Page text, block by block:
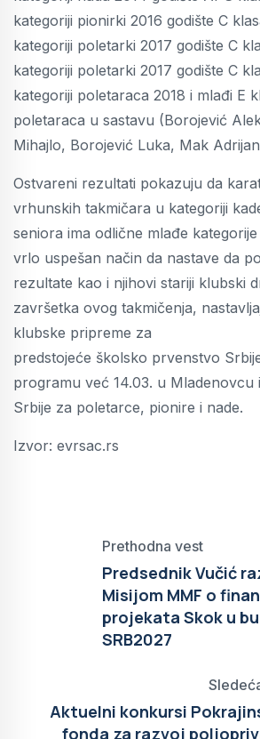
kategoriji pionirki 2016 godište C
kategoriji poletarki 2017 godište C
kategoriji poletarki 2017 godište C
kategoriji poletaraca 2018 i mlađi E
poletaraca u sastavu (Borojević
Mihajlo, Borojević Luka, Mak
Ostvareni rezultati pokazuju da
vrhunskih takmičara u kategoriji
seniora ima odlične mlađe
vrlo uspešan način da nastave da
rezultate kao i njihovi stariji klubski
završetka ovog takmičenja,
klubske pripreme za
predstojeće školsko prvenstvo
programu već 14.03. u Mladenovcu
Srbije za poletarce, pionire i nade.
Izvor: evrsac.rs
Prethodna vest
Predsednik Vučić
Misijom MMF o
projekata Skok u
SRB2027
Aktuelni konkursi
fonda za razvoj